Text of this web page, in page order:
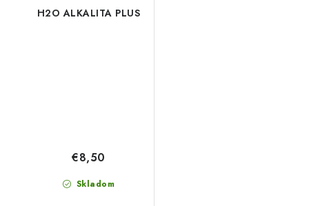
H2O ALKALITA PLUS
Skladom
€8,50